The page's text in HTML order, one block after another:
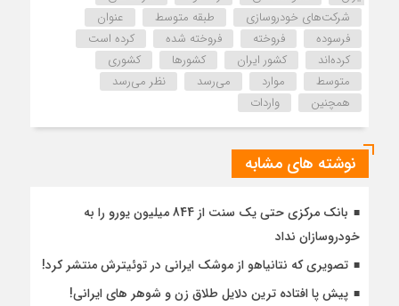
شرکت‌های خودروسازی
طبقه متوسط
عنوان
فرسوده
فروخته فروخته شده
کرده است
کرده‌اند
کشور ایران کشورها
کشوری
متوسط
موارد می‌رسد
نظر می‌رسد
همچنین
واردات
نوشته های مشابه
بانک مرکزی حتی یک سنت از 844 میلیون یورو را به
خودروسازان نداد
تصویری که نتانیاهو از موشک ایرانی در توئیترش منتشر کرد!
پیش پا افتاده ترین دلایل طلاق زن و شوهر های ایرانی!